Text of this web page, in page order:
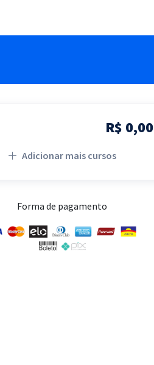
R$ 0,00
Adicionar mais cursos
Forma de pagamento